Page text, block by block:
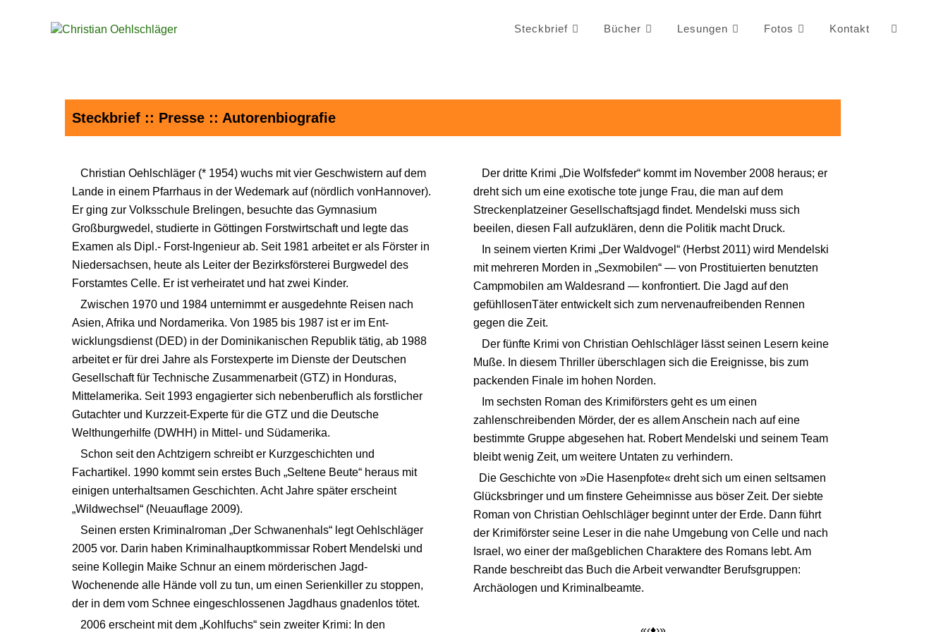
Steckbrief Bücher Lesungen Fotos Kontakt
Steckbrief :: Presse :: Autorenbiografie
Christian Oehlschläger (* 1954) wuchs mit vier Geschwistern auf dem
Lande in einem Pfarrhaus in der Wedemark auf (nördlich vonHannover).
Er ging zur Volksschule Brelingen, besuchte das Gymnasium
Großburgwedel, studierte in Göttingen Forstwirtschaft und legte das
Examen als Dipl.- Forst-Ingenieur ab. Seit 1981 arbeitet er als Förster in
Niedersachsen, heute als Leiter der Bezirksförsterei Burgwedel des
Forstamtes Celle. Er ist verheiratet und hat zwei Kinder.
Zwischen 1970 und 1984 unternimmt er ausgedehnte Reisen nach
Asien, Afrika und Nordamerika. Von 1985 bis 1987 ist er im Ent-
wicklungsdienst (DED) in der Dominikanischen Republik tätig, ab 1988
arbeitet er für drei Jahre als Forstexperte im Dienste der Deutschen
Gesellschaft für Technische Zusammenarbeit (GTZ) in Honduras,
Mittelamerika. Seit 1993 engagierter sich nebenberuflich als forstlicher
Gutachter und Kurzzeit-Experte für die GTZ und die Deutsche
Welthungerhilfe (DWHH) in Mittel- und Südamerika.
Schon seit den Achtzigern schreibt er Kurzgeschichten und
Fachartikel. 1990 kommt sein erstes Buch „Seltene Beute“ heraus mit
einigen unterhaltsamen Geschichten. Acht Jahre später erscheint
„Wildwechsel“ (Neuauflage 2009).
Seinen ersten Kriminalroman „Der Schwanenhals“ legt Oehlschläger
2005 vor. Darin haben Kriminalhauptkommissar Robert Mendelski und
seine Kollegin Maike Schnur an einem mörderischen Jagd-
Wochenende alle Hände voll zu tun, um einen Serienkiller zu stoppen,
der in dem vom Schnee eingeschlossenen Jagdhaus gnadenlos tötet.
2006 erscheint mit dem „Kohlfuchs“ sein zweiter Krimi: In den
Der dritte Krimi „Die Wolfsfeder“ kommt im November 2008 heraus; er
dreht sich um eine exotische tote junge Frau, die man auf dem
Streckenplatzeiner Gesellschaftsjagd findet. Mendelski muss sich
beeilen, diesen Fall aufzuklären, denn die Politik macht Druck.
In seinem vierten Krimi „Der Waldvogel“ (Herbst 2011) wird Mendelski
mit mehreren Morden in „Sexmobilen“ — von Prostituierten benutzten
Campmobilen am Waldesrand — konfrontiert. Die Jagd auf den
gefühllosenTäter entwickelt sich zum nervenaufreibenden Rennen
gegen die Zeit.
Der fünfte Krimi von Christian Oehlschläger lässt seinen Lesern keine
Muße. In diesem Thriller überschlagen sich die Ereignisse, bis zum
packenden Finale im hohen Norden.
Im sechsten Roman des Krimiförsters geht es um einen
zahlenschreibenden Mörder, der es allem Anschein nach auf eine
bestimmte Gruppe abgesehen hat. Robert Mendelski und seinem Team
bleibt wenig Zeit, um weitere Untaten zu verhindern.
Die Geschichte von »Die Hasenpfote« dreht sich um einen seltsamen
Glücksbringer und um finstere Geheimnisse aus böser Zeit. Der siebte
Roman von Christian Oehlschläger beginnt unter der Erde. Dann führt
der Krimiförster seine Leser in die nahe Umgebung von Celle und nach
Israel, wo einer der maßgeblichen Charaktere des Romans lebt. Am
Rande beschreibt das Buch die Arbeit verwandter Berufsgruppen:
Archäologen und Kriminalbeamte.